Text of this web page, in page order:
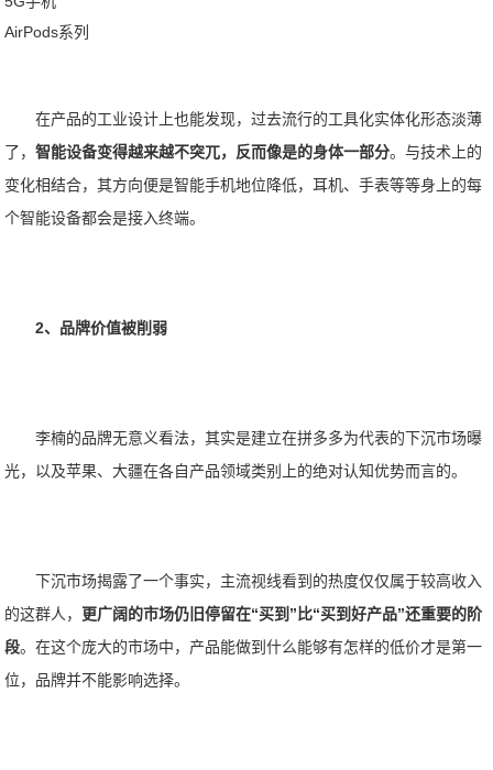
AirPods系列
在产品的工业设计上也能发现，过去流行的工具化实体化形态淡薄
了，智能设备变得越来越不突兀，反而像是的身体一部分。与技术上的
变化相结合，其方向便是智能手机地位降低，耳机、手表等等身上的每
个智能设备都会是接入终端。
2、品牌价值被削弱
李楠的品牌无意义看法，其实是建立在拼多多为代表的下沉市场曝
光，以及苹果、大疆在各自产品领域类别上的绝对认知优势而言的。
下沉市场揭露了一个事实，主流视线看到的热度仅仅属于较高收入
的这群人， 更广阔的市场仍旧停留在“买到”比“买到好产品”还重要的阶
段。在这个庞大的市场中，产品能做到什么能够有怎样的低价才是第一
位，品牌并不能影响选择。